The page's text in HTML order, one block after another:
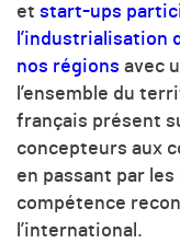
et start-ups
l’industrialisation
nos régions avec
l’ensemble du
français présent
concepteurs aux
en passant par
compétence
l’international.